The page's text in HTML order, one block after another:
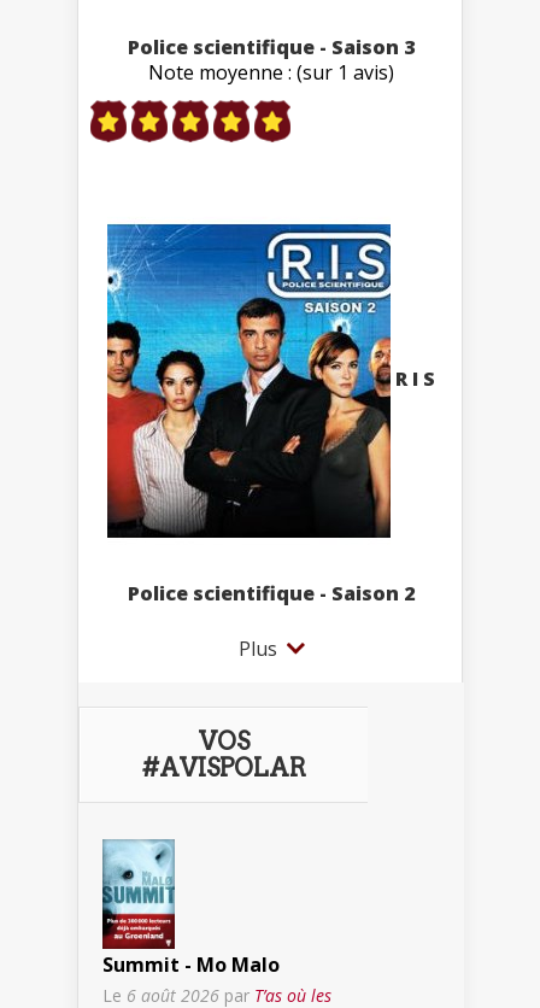
Police scientifique - Saison 3
Note moyenne : (sur 1 avis)
R I S
Police scientifique - Saison 2
Plus
VOS
#AVISPOLAR
Summit - Mo Malo
Le 6 août 2026 par T’as où les